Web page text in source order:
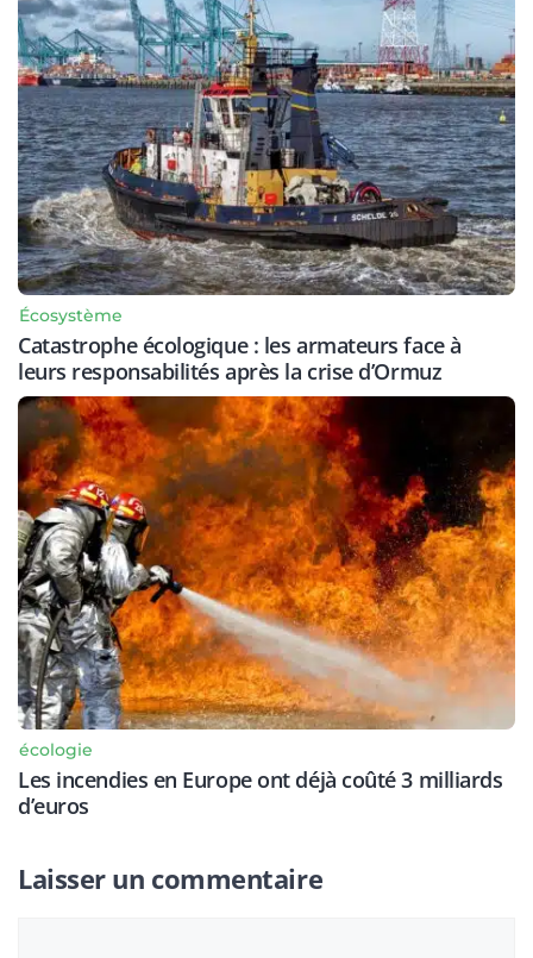
Écosystème
Catastrophe écologique : les armateurs face à
leurs responsabilités après la crise d’Ormuz
écologie
Les incendies en Europe ont déjà coûté 3 milliards
d’euros
Laisser un commentaire